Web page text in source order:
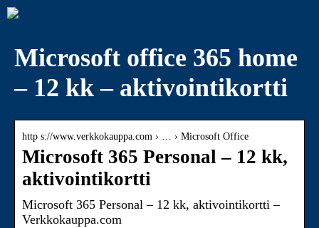
Microsoft office 365 home
– 12 kk – aktivointikortti
http s://www.verkkokauppa.com › … › Microsoft Office
Microsoft 365 Personal – 12 kk,
aktivointikortti
Microsoft 365 Personal – 12 kk, aktivointikortti –
Verkkokauppa.com